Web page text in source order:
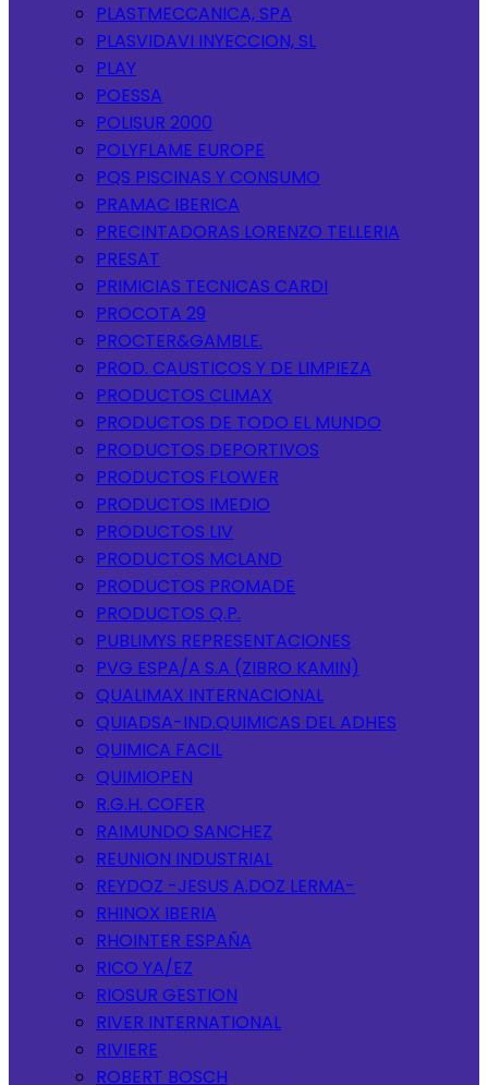
PLASTMECCANICA, SPA
PLASVIDAVI INYECCION, SL
PLAY
POESSA
POLISUR 2000
POLYFLAME EUROPE
PQS PISCINAS Y CONSUMO
PRAMAC IBERICA
PRECINTADORAS LORENZO TELLERIA
PRESAT
PRIMICIAS TECNICAS CARDI
PROCOTA 29
PROCTER&GAMBLE.
PROD. CAUSTICOS Y DE LIMPIEZA
PRODUCTOS CLIMAX
PRODUCTOS DE TODO EL MUNDO
PRODUCTOS DEPORTIVOS
PRODUCTOS FLOWER
PRODUCTOS IMEDIO
PRODUCTOS LIV
PRODUCTOS MCLAND
PRODUCTOS PROMADE
PRODUCTOS Q.P.
PUBLIMYS REPRESENTACIONES
PVG ESPA/A S.A (ZIBRO KAMIN)
QUALIMAX INTERNACIONAL
QUIADSA-IND.QUIMICAS DEL ADHES
QUIMICA FACIL
QUIMIOPEN
R.G.H. COFER
RAIMUNDO SANCHEZ
REUNION INDUSTRIAL
REYDOZ -JESUS A.DOZ LERMA-
RHINOX IBERIA
RHOINTER ESPAÑA
RICO YA/EZ
RIOSUR GESTION
RIVER INTERNATIONAL
RIVIERE
ROBERT BOSCH